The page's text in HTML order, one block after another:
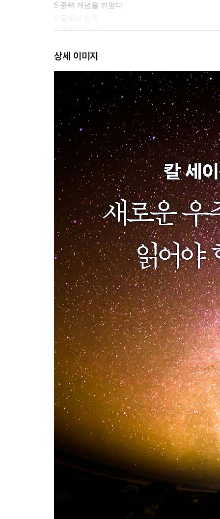
5 중력 개념을 뒤엎다
7 아원자 세계
우주 생명체를 찾아서
9 우리가 아는 생명
10 우리 이웃과 그 너머의 생명
11 우주로부터의 메시지 해독
우주에서 마주할 인류의 미래
12 새로운 시대
13 우리가 우주에 남길 유산
에필로그
참고문헌
상세 이미지